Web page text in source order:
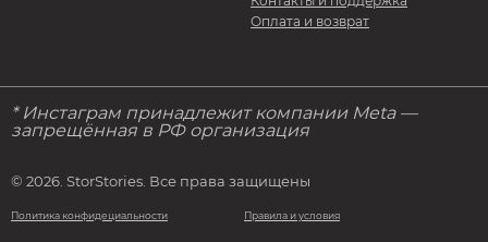
Оплата и возврат
* Инстаграм принадлежит компании Meta —
запрещённая в РФ организация
© 2026. StorStories. Все права защищены
Политика конфидециальности Правила и условия